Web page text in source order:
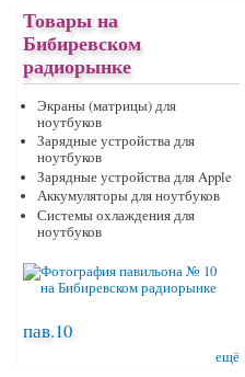
Товары на
Бибиревском
радиорынке
Экраны (матрицы) для
ноутбуков
Зарядные устройства для
ноутбуков
Зарядные устройства для Apple
Аккумуляторы для ноутбуков
Системы охлаждения для
ноутбуков
пав.10
ещё